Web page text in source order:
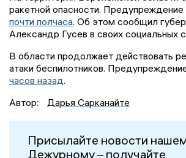
ракетной опасности. Предупреждение
почти полчаса. Об этом сообщил
Александр Гусев в своих социальных
В области продолжает действовать
атаки беспилотников.
часов назад.
Автор:
Дарья Сарканайте
Присылайте новости
Дежурному – получайте